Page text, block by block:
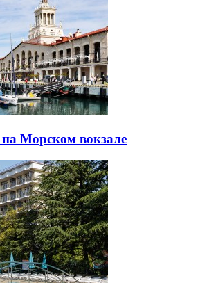
Морском вокзале